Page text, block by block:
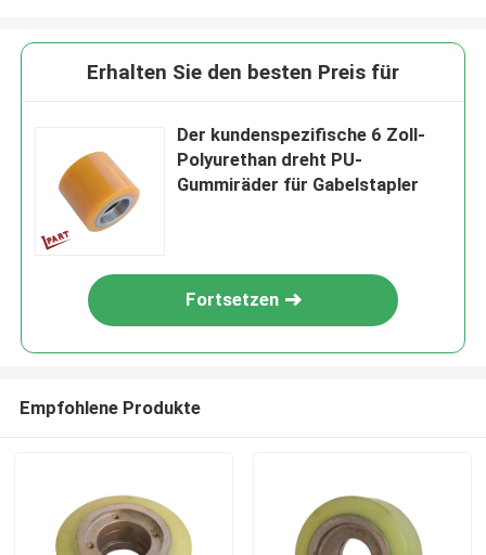
Erhalten Sie den besten Preis für
Der kundenspezifische 6 Zoll-
Polyurethan dreht PU-
Gummiräder für Gabelstapler
Fortsetzen
Empfohlene Produkte